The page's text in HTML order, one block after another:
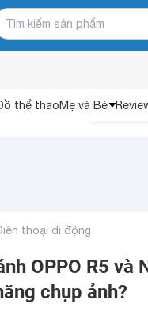
thể thaoMẹ và Bé
thoại di động
OPPO R5
chụp ảnh?